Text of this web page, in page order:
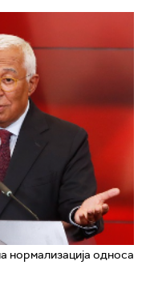
нормализација односа